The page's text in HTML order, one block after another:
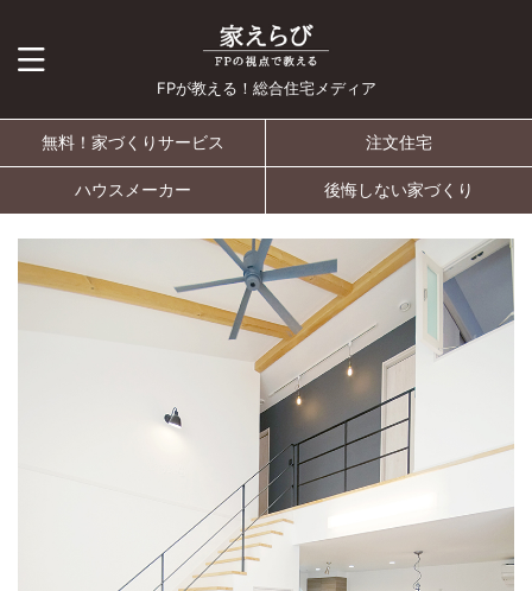
FPが教える！総合住宅メディア
無料！家づくりサービス 注文住宅
ハウスメーカー 後悔しない家づくり